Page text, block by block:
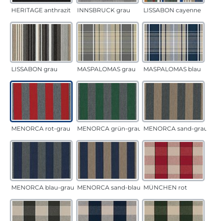
HERITAGE anthrazit INNSBRUCK grau LISSABON cayenne
LISSABON grau MASPALOMAS grau MASPALOMAS blau
MENORCA rot-grau MENORCA grün-grau MENORCA sand-grau
MENORCA blau-grau MENORCA sand-blau MÜNCHEN rot